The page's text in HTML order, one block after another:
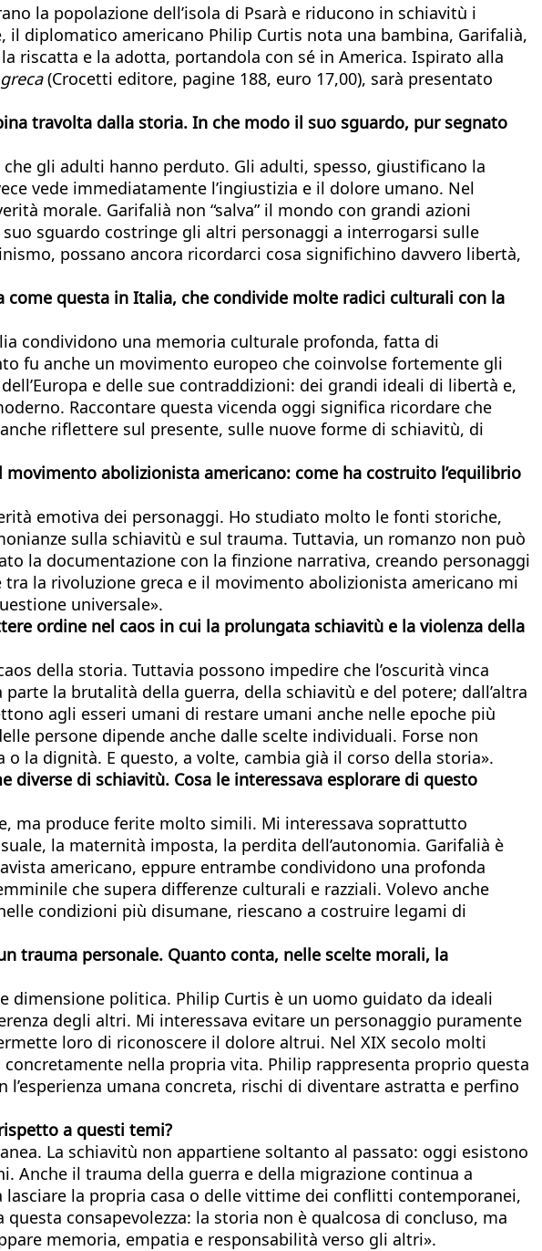
la popolazione dell’isola di Psarà e riducono in schiavitù i
diplomatico americano Philip Curtis nota una bambina, Garifalià,
riscatta e la adotta, portandola con sé in America. Ispirato alla
(Crocetti editore, pagine 188, euro 17,00), sarà presentato
travolta dalla storia. In che modo il suo sguardo, pur segnato
gli adulti hanno perduto. Gli adulti, spesso, giustificano la
vede immediatamente l’ingiustizia e il dolore umano. Nel
morale. Garifalià non “salva” il mondo con grandi azioni
sguardo costringe gli altri personaggi a interrogarsi sulle
possano ancora ricordarci cosa significhino davvero libertà,
come questa in Italia, che condivide molte radici culturali con la
condividono una memoria culturale profonda, fatta di
fu anche un movimento europeo che coinvolse fortemente gli
e delle sue contraddizioni: dei grandi ideali di libertà e,
Raccontare questa vicenda oggi significa ricordare che
riflettere sul presente, sulle nuove forme di schiavitù, di
abolizionista americano: come ha costruito l’equilibrio
emotiva dei personaggi. Ho studiato molto le fonti storiche,
sulla schiavitù e sul trauma. Tuttavia, un romanzo non può
la documentazione con la finzione narrativa, creando personaggi
la rivoluzione greca e il movimento abolizionista americano mi
universale».
ordine nel caos in cui la prolungata schiavitù e la violenza della
della storia. Tuttavia possono impedire che l’oscurità vinca
la brutalità della guerra, della schiavitù e del potere; dall’altra
agli esseri umani di restare umani anche nelle epoche più
persone dipende anche dalle scelte individuali. Forse non
la dignità. E questo, a volte, cambia già il corso della storia».
di schiavitù. Cosa le interessava esplorare di questo
ma produce ferite molto simili. Mi interessava soprattutto
la maternità imposta, la perdita dell’autonomia. Garifalià è
americano, eppure entrambe condividono una profonda
che supera differenze culturali e razziali. Volevo anche
condizioni più disumane, riescano a costruire legami di
trauma personale. Quanto conta, nelle scelte morali, la
dimensione politica. Philip Curtis è un uomo guidato da ideali
degli altri. Mi interessava evitare un personaggio puramente
loro di riconoscere il dolore altrui. Nel XIX secolo molti
nella propria vita. Philip rappresenta proprio questa
umana concreta, rischi di diventare astratta e perfino
a questi temi?
La schiavitù non appartiene soltanto al passato: oggi esistono
Anche il trauma della guerra e della migrazione continua a
la propria casa o delle vittime dei conflitti contemporanei,
consapevolezza: la storia non è qualcosa di concluso, ma
memoria, empatia e responsabilità verso gli altri».